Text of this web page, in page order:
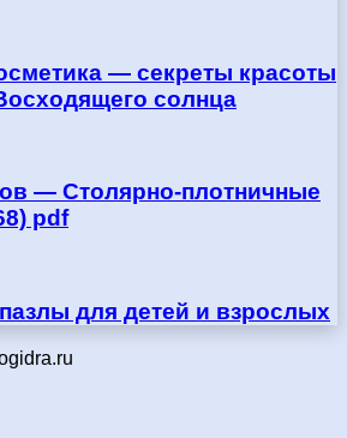
— секреты красоты
солнца
— Столярно-плотничные
pdf
для детей и взрослых